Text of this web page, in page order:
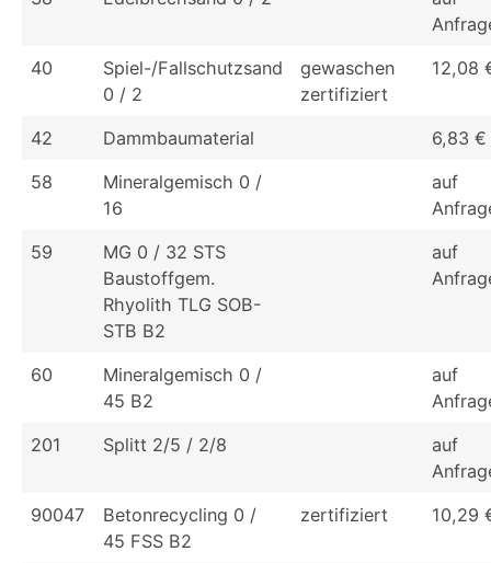
40
Spiel-/Fallschutzsand
0 / 2
gewaschen
zertifiziert
12,08
42 Dammbaumaterial
6,83 €
58
Mineralgemisch 0 /
16
auf
59
MG 0 / 32 STS
Baustoffgem.
Rhyolith TLG SOB-
STB B2
auf
60
Mineralgemisch 0 /
45 B2
auf
201
Splitt 2/5 / 2/8
auf
90047
Betonrecycling 0 /
45 FSS B2
zertifiziert 10,29